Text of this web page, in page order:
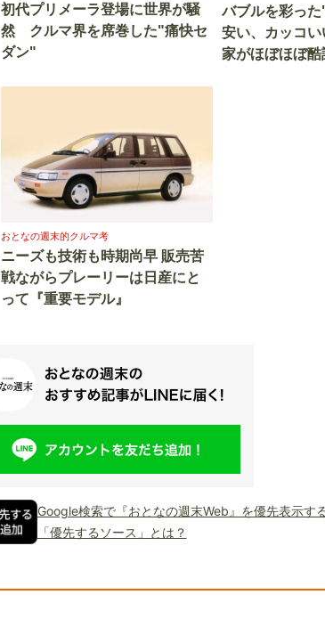
初代プリメーラ登場に世界が騒
然 クルマ界を席巻した"痛快セ
ダン"
バブルを彩った
安い、カッコ
家がほぼほぼ酷
おとなの週末的クルマ考
ニーズも技術も時期尚早 販売苦
戦ながらプレーリーは日産にと
って『重要モデル』
Google検索で『おとなの週末Web』を優先表示す
「優先するソース」とは？